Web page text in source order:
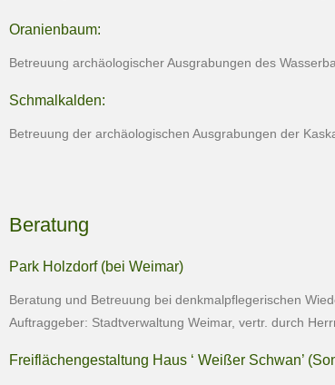
Oranienbaum:
Betreuung archäologischer Ausgrabungen des
Schmalkalden:
Betreuung der archäologischen Ausgrabungen der
Beratung
Park Holzdorf (bei Weimar)
Beratung und Betreuung bei denkmalpflegerischen
Auftraggeber: Stadtverwaltung Weimar, vertr. durch
Freiflächengestaltung Haus ‘ Weißer Schwan’